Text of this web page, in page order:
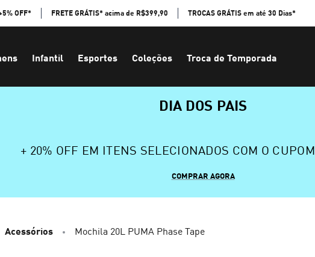
OFF* FRETE GRÁTIS* acima de R$399,90 TROCAS GRÁTIS em até 30 Dias*
Infantil Esportes Coleções Troca de Temporada
DIA DOS PAIS
+ 20% OFF EM ITENS SELECIONADOS COM O CUPOM
COMPRAR AGORA
Acessórios Mochila 20L PUMA Phase Tape